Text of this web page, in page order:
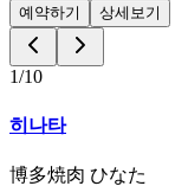
예약하기 상세보기
1/10
히나타
博多焼肉 ひなた